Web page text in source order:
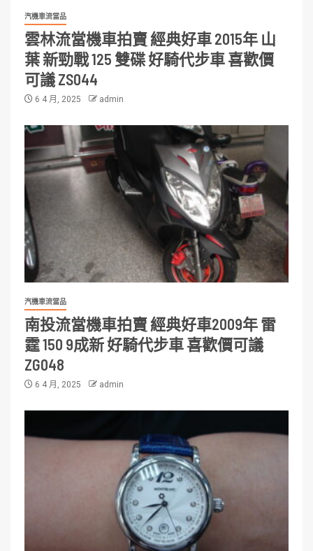
汽機車流當品
雲林流當機車拍賣 經典好車 2015年 山
葉 新勁戰 125 雙碟 好騎代步車 喜歡價
可議 ZS044
6 4 月, 2025 admin
汽機車流當品
南投流當機車拍賣 經典好車2009年 雷
霆 150 9成新 好騎代步車 喜歡價可議
ZG048
6 4 月, 2025 admin